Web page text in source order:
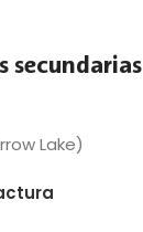
secundarias
Lake)